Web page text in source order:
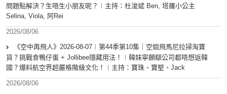
問題點解決？生唔生小朋友呢？︱主持：杜浚斌 Ben, 塔羅小公主
Selina, Viola, 阿Rei
2026/08/06
《空中再飛人》2026-08-07︱第44季第10集｜空姐飛馬尼拉掃淘寶
貨？挑戰食鴨仔蛋 + Jollibee隱藏用法！︱韓妹寧願瞓公司都唔想返韓
國？爆料航空界超嚴格階級文化！︱主持：寶珠、寶堅、Jack
2026/08/06